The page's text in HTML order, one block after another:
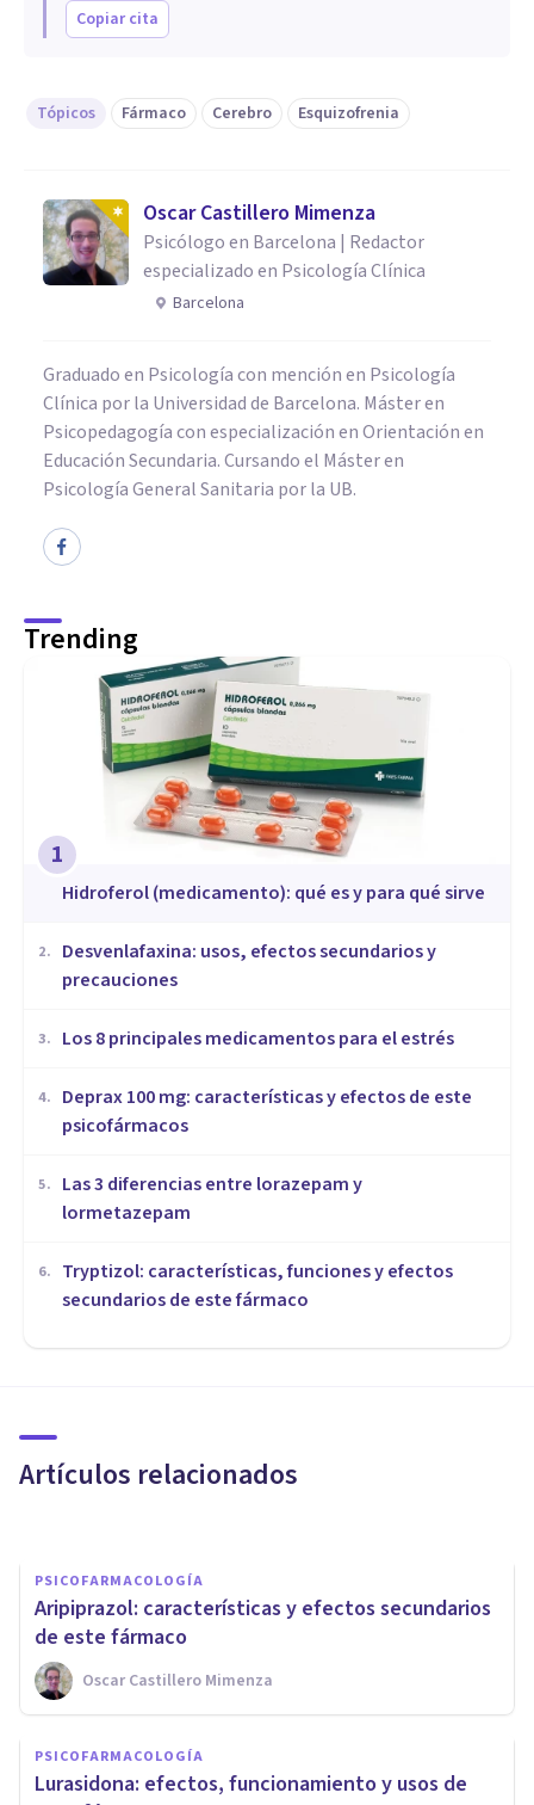
Copiar cita
Tópicos Fármaco Cerebro Esquizofrenia
Oscar Castillero Mimenza
Psicólogo en Barcelona | Redactor
especializado en Psicología Clínica
Barcelona
Graduado en Psicología con mención en Psicología
Clínica por la Universidad de Barcelona. Máster en
Psicopedagogía con especialización en Orientación en
Educación Secundaria. Cursando el Máster en
Psicología General Sanitaria por la UB.
Trending
1
Hidroferol (medicamento): qué es y para qué sirve
2.
Desvenlafaxina: usos, efectos secundarios y
precauciones
3. Los 8 principales medicamentos para el estrés
4.
Deprax 100 mg: características y efectos de este
psicofármacos
5.
Las 3 diferencias entre lorazepam y
lormetazepam
6.
Tryptizol: características, funciones y efectos
secundarios de este fármaco
Artículos relacionados
Trifluoperazina: usos y efectos
antipsicótico
PSICOFARMACOLOGÍA
Aripiprazol: características y efectos secundarios
de este fármaco
Oscar Castillero Mimenza
PSICOFARMACOLOGÍA
Lurasidona: efectos, funcionamiento y usos de
Molindona: usos y efectos